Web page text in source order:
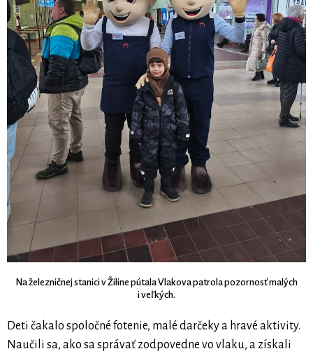
Na železničnej stanici v Žiline pútala Vlakova patrola pozornosť malých
i veľkých.
Deti čakalo spoločné fotenie, malé darčeky a hravé aktivity.
Naučili sa, ako sa správať zodpovedne vo vlaku, a získali